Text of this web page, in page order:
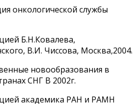
онкологической службы
Б.Н.Ковалева,
В.И. Чиссова, Москва,2004.
новообразования в
СНГ В 2002г.
академика РАН и РАМН